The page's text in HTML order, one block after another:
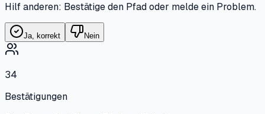
Hilf anderen: Bestätige den Pfad oder melde ein Problem.
Ja, korrekt Nein
34
Bestätigungen